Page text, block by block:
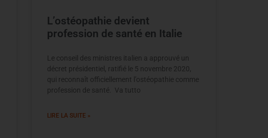
L’ostéopathie devient
profession de santé en Italie
Le conseil des ministres italien a approuvé un
décret présidentiel, ratifié le 5 novembre 2020,
qui reconnaît officiellement l’ostéopathie comme
profession de santé. Va tutto
LIRE LA SUITE »